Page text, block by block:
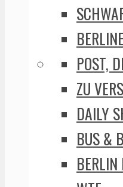
POST,
ZU
DAILY
BUS &